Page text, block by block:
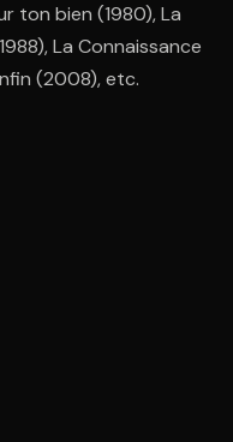
sur le code. C'est gratuit à
ton bien (1980), La
La Connaissance
(2008), etc.